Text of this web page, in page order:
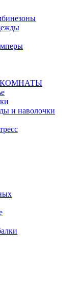
КОМНАТЫ
и наволочки